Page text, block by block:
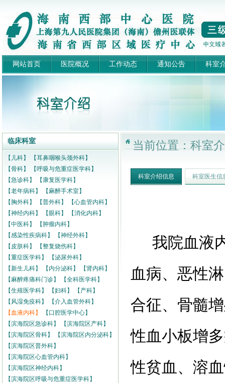
网站首页 医院概况 工作动态 通知公告 科室
临床科室
【儿科】
【耳鼻咽喉头颈外科】
【骨科】
【呼吸与危重症医学科】
【急诊科】
【康复医学科】
【老年病科】
【麻醉手术室】
【胸外科】
【普外科】
【心血管内科】
【神经内科】
【眼科】
【消化内科】
【中医科】
【肿瘤内科】
【感染性疾病科】
【神经外科】
【皮肤科】
【整复烧伤科】
【重症医学科】
【泌尿外科】
【新生儿科】
【内分泌科】
【肾内科】
【麻醉疼痛科门诊】
【全科医学科】
【生殖医学科】
【妇科】
【产科】
【风湿免疫科】
【介入血管外科】
【血液内科】
【口腔医学中心】
【滨海院区急诊科】
【滨海院区产科】
【滨海院区骨科】
【滨海院区内分泌科】
【滨海院区普外科】
【滨海院区心血管内科】
【滨海院区神经内科】
【滨海院区呼吸与危重症医学科】
当前位置：科室
科室介绍信息 科室医生信
我院血液
血病、恶性
合征、骨髓
性血小板增
性贫血、溶